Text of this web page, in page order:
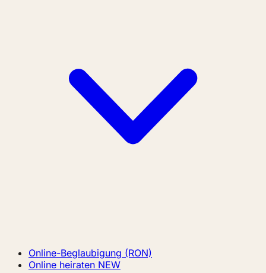
Online-Beglaubigung (RON)
Online heiraten NEW